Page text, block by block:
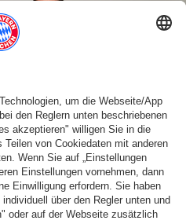
langfristig an sich